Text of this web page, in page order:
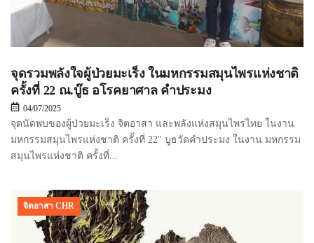
จุดรวมพลังใจผู้ป่วยมะเร็ง ในมหกรรมสมุนไพรแห่งชาติ
ครั้งที่ 22 ณ.บู๊ธ อโรคยาศาล คำประมง
04/07/2025
จุดนัดพบของผู้ป่วยมะเร็ง จิตอาสา และพลังแห่งสมุนไพรไทย ในงาน
มหกรรมสมุนไพรแห่งชาติ ครั้งที่ 22" บูธวัดคำประมง ในงาน มหกรรม
สมุนไพรแห่งชาติ ครั้งที่...
จิตอาสา CHR